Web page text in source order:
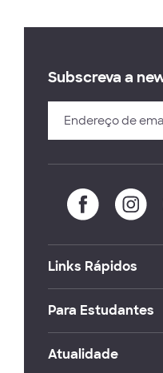
Subscreva a
Links Rápidos
Para Estudantes
Atualidade